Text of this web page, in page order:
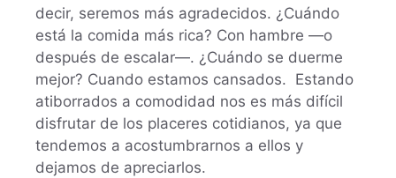
decir, seremos más agradecidos. ¿Cuándo
está la comida más rica? Con hambre —o
después de escalar—. ¿Cuándo se duerme
mejor? Cuando estamos cansados. Estando
atiborrados a comodidad nos es más difícil
disfrutar de los placeres cotidianos, ya que
tendemos a acostumbrarnos a ellos y
dejamos de apreciarlos.